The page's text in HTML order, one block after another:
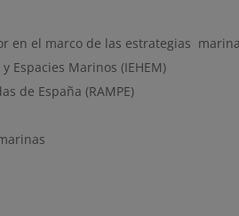
en el marco de las estrategias
Espacies Marinos (IEHEM)
de España (RAMPE)